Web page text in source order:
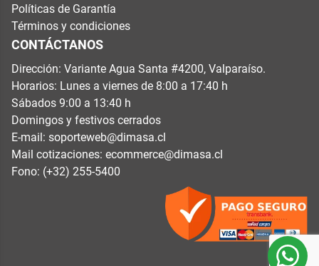
Políticas de Garantía
Términos y condiciones
CONTÁCTANOS
Dirección: Variante Agua Santa #4200, Valparaíso.
Horarios: Lunes a viernes de 8:00 a 17:40 h
Sábados 9:00 a 13:40 h
Domingos y festivos cerrados
E-mail: soporteweb@dimasa.cl
Mail cotizaciones: ecommerce@dimasa.cl
Fono: (+32) 255-5400